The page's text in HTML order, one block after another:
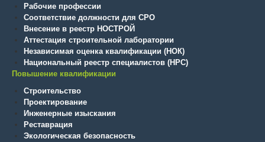
Рабочие профессии
Соответствие должности для СРО
Внесение в реестр НОСТРОЙ
Аттестация строительной лаборатории
Независимая оценка квалификации (НОК)
Национальный реестр специалистов (НРС)
Повышение квалификации
Строительство
Проектирование
Инженерные изыскания
Реставрация
Экологическая безопасность